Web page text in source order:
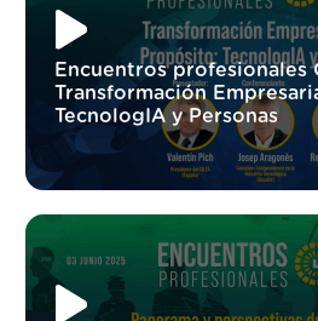
Encuentros profesionales
Transformación
TecnologIA y Personas